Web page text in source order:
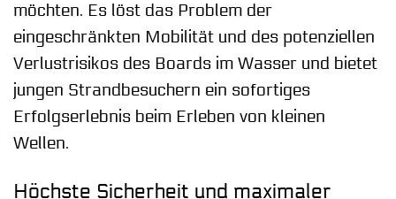
möchten. Es löst das Problem der
eingeschränkten Mobilität und des potenziellen
Verlustrisikos des Boards im Wasser und bietet
jungen Strandbesuchern ein sofortiges
Erfolgserlebnis beim Erleben von kleinen
Wellen.
Höchste Sicherheit und maximaler